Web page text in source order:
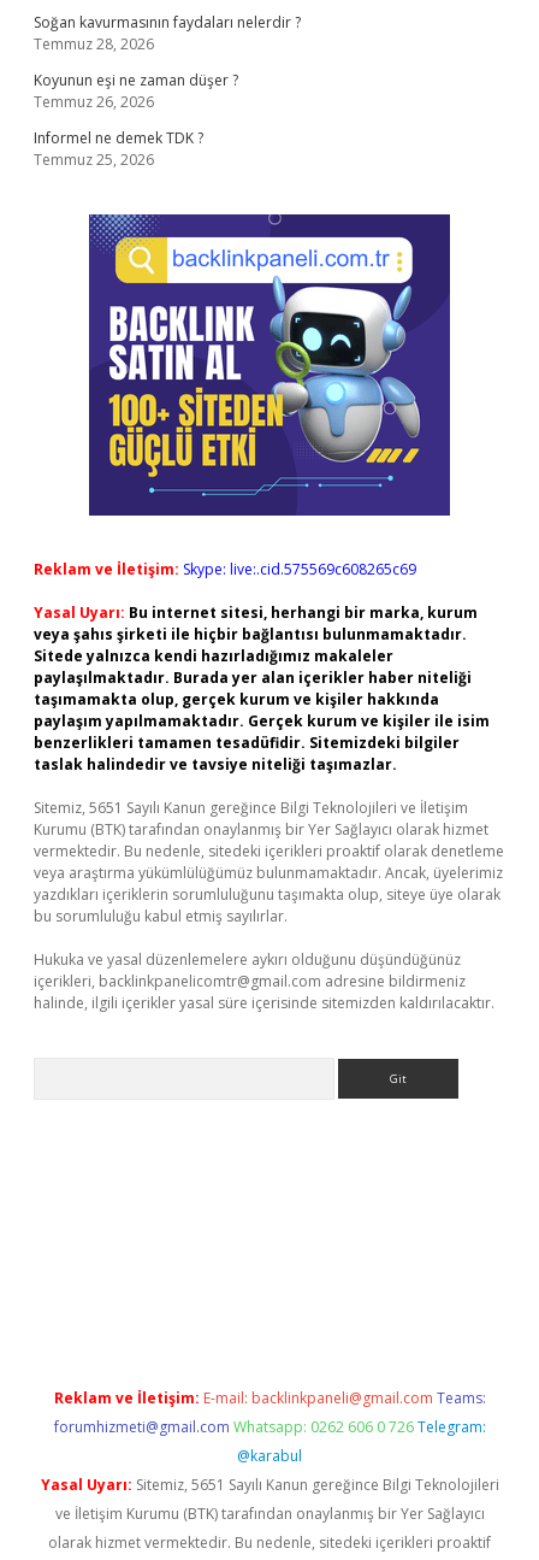
Soğan kavurmasının faydaları nelerdir ?
Temmuz 28, 2026
Koyunun eşi ne zaman düşer ?
Temmuz 26, 2026
Informel ne demek TDK ?
Temmuz 25, 2026
Reklam ve İletişim: Skype: live:.cid.575569c608265c69
Yasal Uyarı: Bu internet sitesi, herhangi bir marka, kurum
veya şahıs şirketi ile hiçbir bağlantısı bulunmamaktadır.
Sitede yalnızca kendi hazırladığımız makaleler
paylaşılmaktadır. Burada yer alan içerikler haber niteliği
taşımamakta olup, gerçek kurum ve kişiler hakkında
paylaşım yapılmamaktadır. Gerçek kurum ve kişiler ile isim
benzerlikleri tamamen tesadüfidir. Sitemizdeki bilgiler
taslak halindedir ve tavsiye niteliği taşımazlar.
Sitemiz, 5651 Sayılı Kanun gereğince Bilgi Teknolojileri ve İletişim
Kurumu (BTK) tarafından onaylanmış bir Yer Sağlayıcı olarak hizmet
vermektedir. Bu nedenle, sitedeki içerikleri proaktif olarak denetleme
veya araştırma yükümlülüğümüz bulunmamaktadır. Ancak, üyelerimiz
yazdıkları içeriklerin sorumluluğunu taşımakta olup, siteye üye olarak
bu sorumluluğu kabul etmiş sayılırlar.
Hukuka ve yasal düzenlemelere aykırı olduğunu düşündüğünüz
içerikleri, backlinkpanelicomtr@gmail.com adresine bildirmeniz
halinde, ilgili içerikler yasal süre içerisinde sitemizden kaldırılacaktır.
Reklam ve İletişim: E-mail: backlinkpaneli@gmail.com Teams:
forumhizmeti@gmail.com Whatsapp: 0262 606 0 726 Telegram:
@karabul
Yasal Uyarı: Sitemiz, 5651 Sayılı Kanun gereğince Bilgi Teknolojileri
ve İletişim Kurumu (BTK) tarafından onaylanmış bir Yer Sağlayıcı
olarak hizmet vermektedir. Bu nedenle, sitedeki içerikleri proaktif